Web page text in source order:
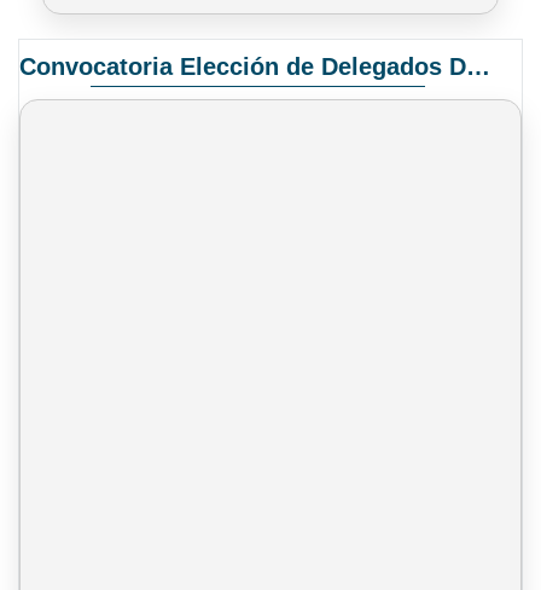
Convocatoria Elección de Delegados Docentes para el XIV Congreso Nacional de Universidades